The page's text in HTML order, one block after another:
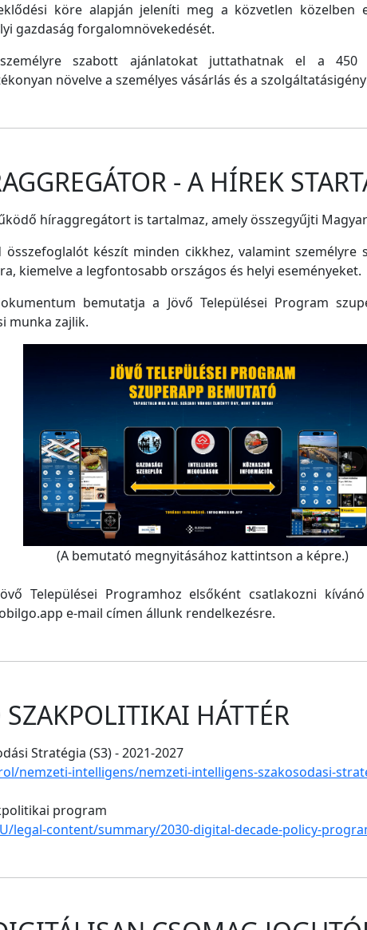
köre alapján jeleníti meg a közvetlen közelben
gazdaság forgalomnövekedését.
szabott ajánlatokat juttathatnak el a 450
növelve a személyes vásárlás és a
- A HÍREK
híraggregátort is tartalmaz, amely összegyűjti
készít minden cikkhez, valamint
kiemelve a legfontosabb országos és helyi eseményeket.
bemutatja a Jövő Települései Program
munka zajlik.
(A bemutató megnyitásához kattintson a képre.)
Települései Programhoz elsőként csatlakozni
e-mail címen állunk rendelkezésre.
HÁTTÉR
Stratégia (S3) - 2021-2027
nemzeti-intelligens/nemzeti-intelligens-szakosodasi-
program
legal-content/summary/2030-digital-decade-policy-